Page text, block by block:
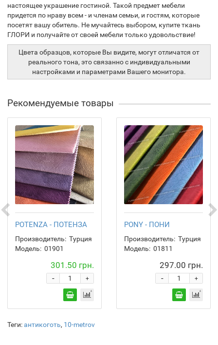
настоящее украшение гостиной. Такой предмет мебели
придется по нраву всем - и членам семьи, и гостям, которые
посетят вашу обитель. Не мучайтесь выбором, купите ткань
ГЛОРИ и получайте от своей мебели только удовольствие!
Цвета образцов, которые Вы видите, могут отличатся от
реального тона, это связанно с индивидуальными
настройками и параметрами Вашего монитора.
Рекомендуемые товары
POTENZA - ПОТЕНЗА
Производитель: Турция
Модель: 01901
301.50 грн.
+
-
PONY - ПОНИ
Производитель: Турция
Модель: 01811
297.00 грн.
+
-
Теги:антикоготь, 10-metrov